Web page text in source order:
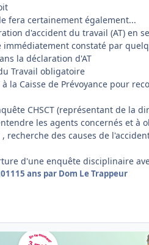
fera certainement également...
d'accident du travail (AT) en
constaté par
la déclaration d'AT
Travail obligatoire
la Caisse de Prévoyance pour
CHSCT (représentant de la
les agents concernés et à
recherche des causes de
d'une enquête disciplinaire
15 ans par Dom Le Trappeur